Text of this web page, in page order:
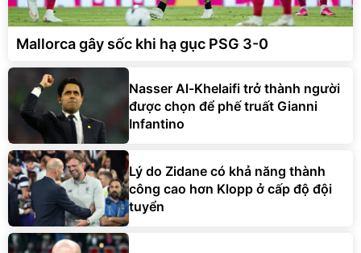
Mallorca gây sốc khi hạ gục PSG 3-0
Nasser Al-Khelaifi trở thành người
được chọn để phế truất Gianni
Infantino
Lý do Zidane có khả năng thành
công cao hơn Klopp ở cấp độ đội
tuyển